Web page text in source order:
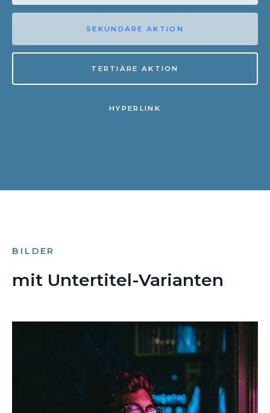
SEKUNDÄRE AKTION
TERTIÄRE AKTION
HYPERLINK
BILDER
mit Untertitel-Varianten